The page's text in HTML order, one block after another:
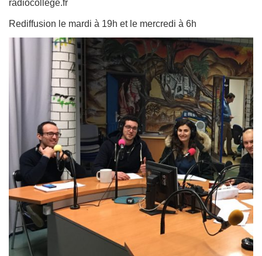
radiocollege.fr
Rediffusion le mardi à 19h et le mercredi à 6h